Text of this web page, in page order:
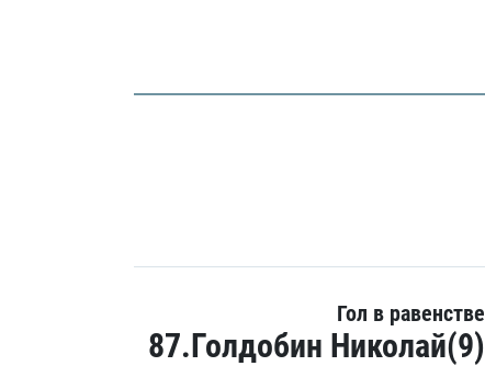
Гол в равенстве
87.Голдобин Николай(9)